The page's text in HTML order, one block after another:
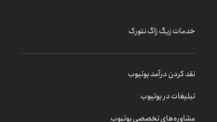
خدمات زیگ زاگ نتورک
نقد کردن درآمد یوتیوب
تبلیغات در یوتیوب
مشاوره‌های تخصصی یوتیوب